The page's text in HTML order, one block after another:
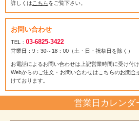
詳しくは こちらをご覧下さい。
お問い合わせ
TEL： 03-6825-3422
営業日：9：30～18：00（土・日・祝祭日を除く）
お電話によるお問い合わせは上記営業時間に受け付け
Webからのご注文・お問い合わせはこちらのお問合
けております。
営業日カレンダ